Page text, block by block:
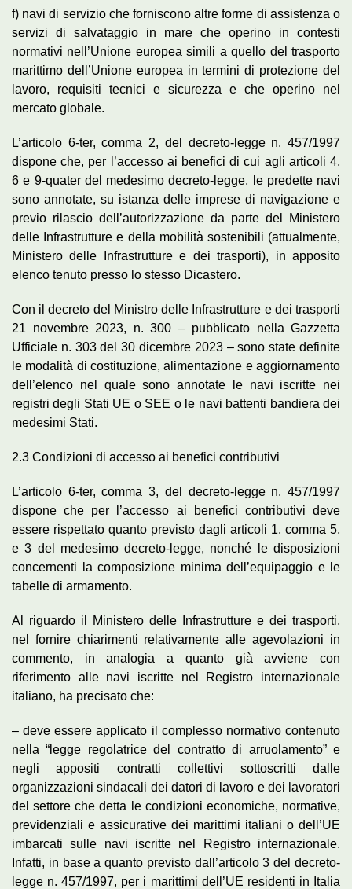
f) navi di servizio che forniscono altre forme di assistenza o
servizi di salvataggio in mare che operino in contesti
normativi nell’Unione europea simili a quello del trasporto
marittimo dell’Unione europea in termini di protezione del
lavoro, requisiti tecnici e sicurezza e che operino nel
mercato globale.
L’articolo 6-ter, comma 2, del decreto-legge n. 457/1997
dispone che, per l’accesso ai benefici di cui agli articoli 4,
6 e 9-quater del medesimo decreto-legge, le predette navi
sono annotate, su istanza delle imprese di navigazione e
previo rilascio dell’autorizzazione da parte del Ministero
delle Infrastrutture e della mobilità sostenibili (attualmente,
Ministero delle Infrastrutture e dei trasporti), in apposito
elenco tenuto presso lo stesso Dicastero.
Con il decreto del Ministro delle Infrastrutture e dei trasporti
21 novembre 2023, n. 300 – pubblicato nella Gazzetta
Ufficiale n. 303 del 30 dicembre 2023 – sono state definite
le modalità di costituzione, alimentazione e aggiornamento
dell’elenco nel quale sono annotate le navi iscritte nei
registri degli Stati UE o SEE o le navi battenti bandiera dei
medesimi Stati.
2.3 Condizioni di accesso ai benefici contributivi
L’articolo 6-ter, comma 3, del decreto-legge n. 457/1997
dispone che per l’accesso ai benefici contributivi deve
essere rispettato quanto previsto dagli articoli 1, comma 5,
e 3 del medesimo decreto-legge, nonché le disposizioni
concernenti la composizione minima dell’equipaggio e le
tabelle di armamento.
Al riguardo il Ministero delle Infrastrutture e dei trasporti,
nel fornire chiarimenti relativamente alle agevolazioni in
commento, in analogia a quanto già avviene con
riferimento alle navi iscritte nel Registro internazionale
italiano, ha precisato che:
– deve essere applicato il complesso normativo contenuto
nella “legge regolatrice del contratto di arruolamento” e
negli appositi contratti collettivi sottoscritti dalle
organizzazioni sindacali dei datori di lavoro e dei lavoratori
del settore che detta le condizioni economiche, normative,
previdenziali e assicurative dei marittimi italiani o dell’UE
imbarcati sulle navi iscritte nel Registro internazionale.
Infatti, in base a quanto previsto dall’articolo 3 del decreto-
legge n. 457/1997, per i marittimi dell’UE residenti in Italia